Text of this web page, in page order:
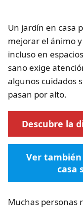
Un jardín en casa
mejorar el ánimo
incluso en
sano exige
algunos cuidados
pasan por alto.
Descubre la
Ver
casa
Muchas personas